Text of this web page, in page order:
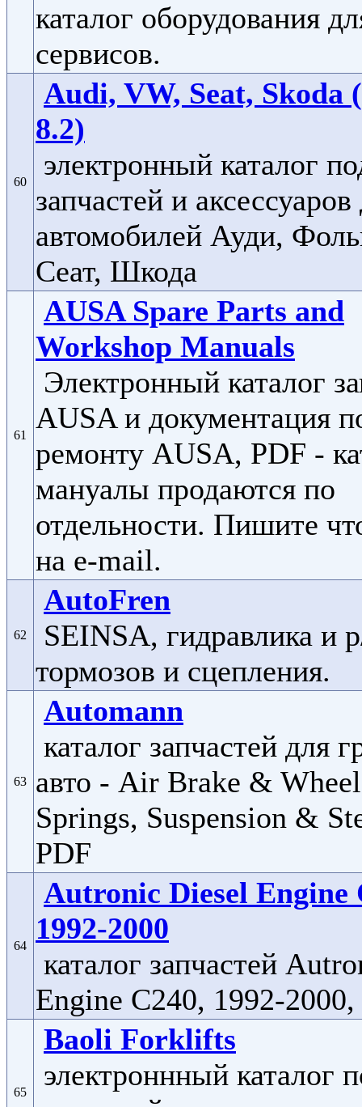
каталог оборудования
сервисов.
60
Audi, VW, Seat, Skoda
8.2)
электронный каталог
запчастей и аксессуаров
автомобилей Ауди,
Сеат, Шкода
61
AUSA Spare Parts and
Workshop Manuals
Электронный каталог
AUSA и документация
ремонту AUSA, PDF -
мануалы продаются по
отдельности. Пишите
на e-mail.
62
AutoFren
SEINSA, гидравлика и
тормозов и сцепления.
63
Automann
каталог запчастей для
авто - Air Brake &
Springs, Suspension &
PDF
64
Autronic Diesel Engine
1992-2000
каталог запчастей
Engine C240, 1992-
65
Baoli Forklifts
электроннный каталог